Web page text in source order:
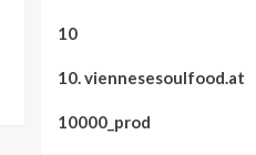
10
10. viennesesoulfood.at
10000_prod